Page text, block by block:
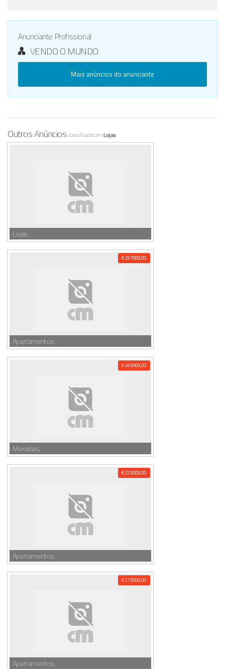
Anunciante Profissional
VENDO O MUNDO
Mais anúncios do anunciante
Outros Anúncios classificados emLojas
Lojas,
€ 297000,00
Apartamentos,
€ 495000,00
Moradias,
€ 235000,00
Apartamentos,
€ 275000,00
Apartamentos,